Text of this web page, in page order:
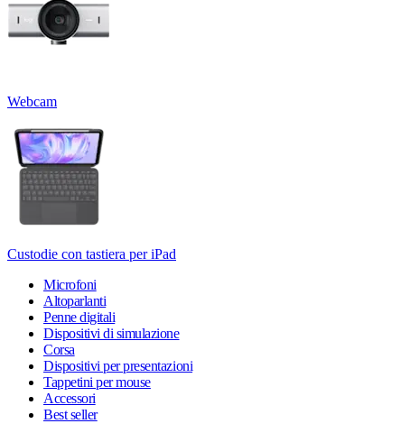
Webcam
Custodie con tastiera per iPad
Microfoni
Altoparlanti
Penne digitali
Dispositivi di simulazione
Corsa
Dispositivi per presentazioni
Tappetini per mouse
Accessori
Best seller